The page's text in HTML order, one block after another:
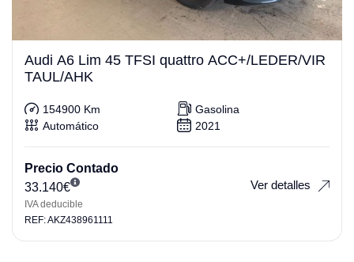
Audi A6 Lim 45 TFSI quattro ACC+/LEDER/VIR
TAUL/AHK
154900 Km
Gasolina
Automático
2021
Precio Contado
33.140€
IVA deducible
Ver detalles
REF: AKZ438961111